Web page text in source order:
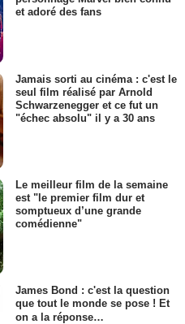
et adoré des fans
Jamais sorti au cinéma : c'est le
seul film réalisé par Arnold
Schwarzenegger et ce fut un
"échec absolu" il y a 30 ans
Le meilleur film de la semaine
est "le premier film dur et
somptueux d’une grande
comédienne"
James Bond : c'est la question
que tout le monde se pose ! Et
on a la réponse…